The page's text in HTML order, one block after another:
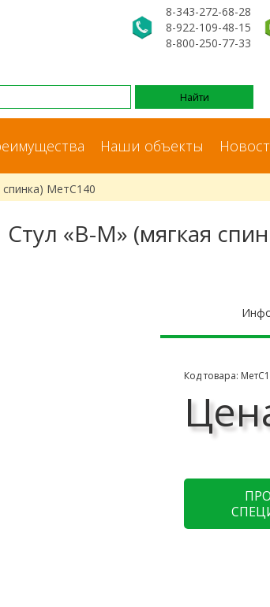
8-343-272-68-28
8-922-109-48-15
8-800-250-77-33
Наши объекты
МетС140
Стул «В-М» (мягкая
Код товара: